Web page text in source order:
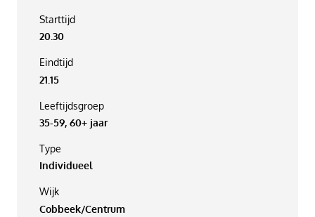
Starttijd
20.30
Eindtijd
21.15
Leeftijdsgroep
35-59, 60+ jaar
Type
Individueel
Wijk
Cobbeek/Centrum